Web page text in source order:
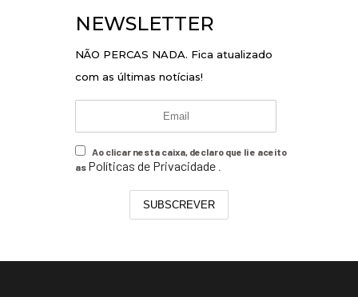
NEWSLETTER
NÃO PERCAS NADA. Fica atualizado
com as últimas notícias!
Ao clicar nesta caixa, declaro que li e aceito
as Políticas de Privacidade
SUBSCREVER